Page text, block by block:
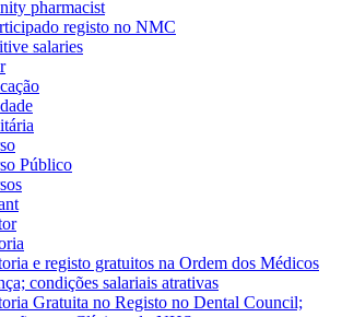
pharmacist
registo no NMC
salaries
Público
e registo gratuitos na Ordem dos Médicos
condições salariais atrativas
Gratuita no Registo no Dental Council;